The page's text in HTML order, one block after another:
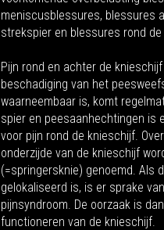
meniscusblessures, blessures
strekspier en blessures rond
Pijn rond en achter de
beschadiging van het
waarneembaar is, komt
spier en peesaanhechtingen is
voor pijn rond de knieschijf.
onderzijde van de knieschijf
(=springersknie) genoemd. Als
gelokaliseerd is, is er sprake
pijnsyndroom. De oorzaak is
functioneren van de knieschijf.